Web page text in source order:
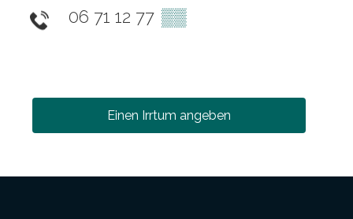
06 71 12 77 ▒▒
Einen Irrtum angeben